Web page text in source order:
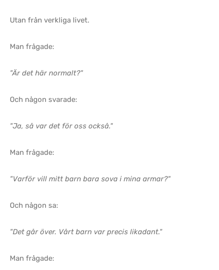
Utan från verkliga livet.
Man frågade:
"Är det här normalt?"
Och någon svarade:
"Ja, så var det för oss också."
Man frågade:
"Varför vill mitt barn bara sova i mina armar?"
Och någon sa:
"Det går över. Vårt barn var precis likadant."
Man frågade: